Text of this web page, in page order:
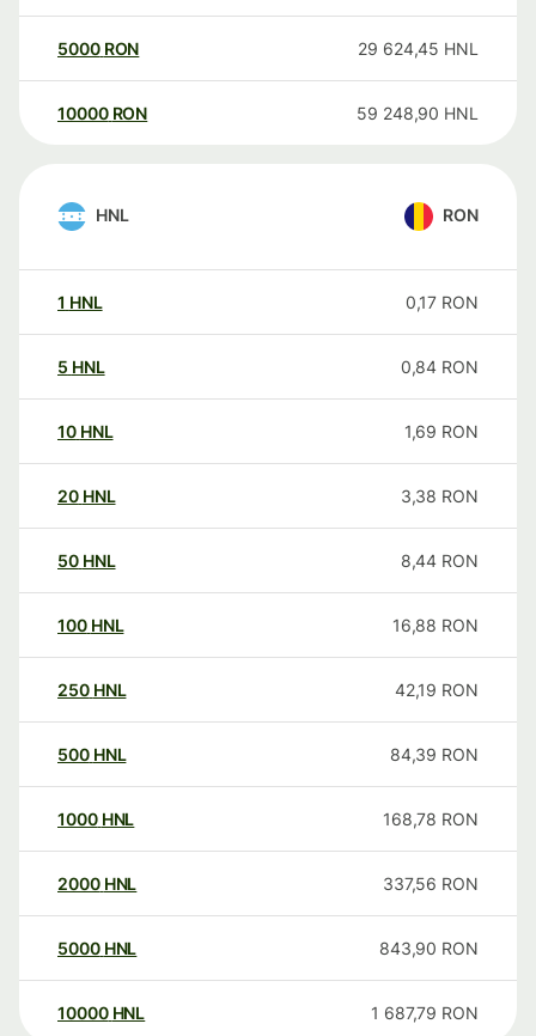
5000 RON 29 624,45 HNL
10000 RON 59 248,90 HNL
HNL RON
1 HNL 0,17 RON
5 HNL 0,84 RON
10 HNL 1,69 RON
20 HNL 3,38 RON
50 HNL 8,44 RON
100 HNL 16,88 RON
250 HNL 42,19 RON
500 HNL 84,39 RON
1000 HNL 168,78 RON
2000 HNL 337,56 RON
5000 HNL 843,90 RON
10000 HNL 1 687,79 RON